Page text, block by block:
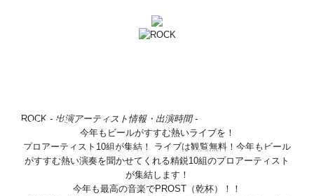
GOODS
ROCK - 出演アーティスト情報・出演時間 -
今年もビールがすすむ熱いライブを！
プロアーティスト10組が集結！
ライブは観覧無料！今年もビール
がすすむ熱い演奏を聞かせてくれる精鋭10組のプロアーティスト
が集結します！
今年も最高の音楽でPROST（乾杯）！！